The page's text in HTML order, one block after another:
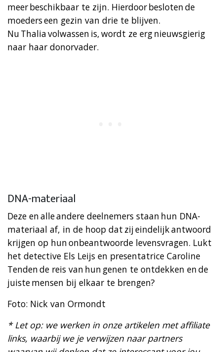
meer beschikbaar te zijn. Hierdoor besloten de
moeders een gezin van drie te blijven.
Nu Thalia volwassen is, wordt ze erg nieuwsgierig
naar haar donorvader.
DNA-materiaal
Deze en alle andere deelnemers staan hun DNA-
materiaal af, in de hoop dat zij eindelijk antwoord
krijgen op hun onbeantwoorde levensvragen. Lukt
het detective Els Leijs en presentatrice Caroline
Tenden de reis van hun genen te ontdekken en de
juiste mensen bij elkaar te brengen?
Foto: Nick van Ormondt
* Let op: we werken in onze artikelen met affiliate
links, waarbij we je verwijzen naar partners